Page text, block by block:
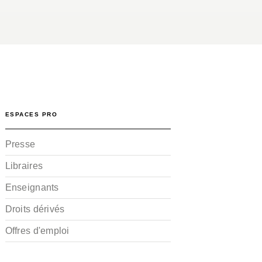
ESPACES PRO
Presse
Libraires
Enseignants
Droits dérivés
Offres d'emploi